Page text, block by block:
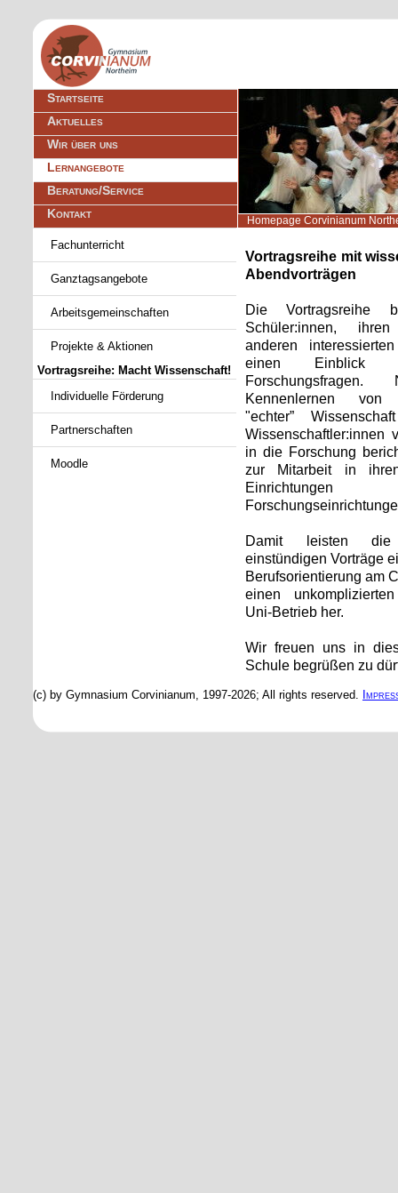
Navigation
überspringen
Startseite
Aktuelles
Wir über uns
Lernangebote
Beratung/Service
Kontakt
Homepage Corvinianum
Vortragsreihe mit
Abendvorträgen
Die Vortragsreihe
Schüler:innen,
anderen
einen Einblick
Kennenlernen von
"echter”
Wissenschaftler:innen
in die Forschung
zur Mitarbeit in
Damit leisten die
einstündigen Vorträge
Berufsorientierung am
einen
Uni-Betrieb her.
Wir freuen uns in
Schule begrüßen zu
überspringen
Fachunterricht
Ganztagsangebote
Arbeitsgemeinschaften
Projekte & Aktionen
Vortragsreihe: Macht Wissenschaft!
Individuelle Förderung
Partnerschaften
Moodle
(c) by Gymnasium Corvinianum, 1997-2026; All rights reserved.